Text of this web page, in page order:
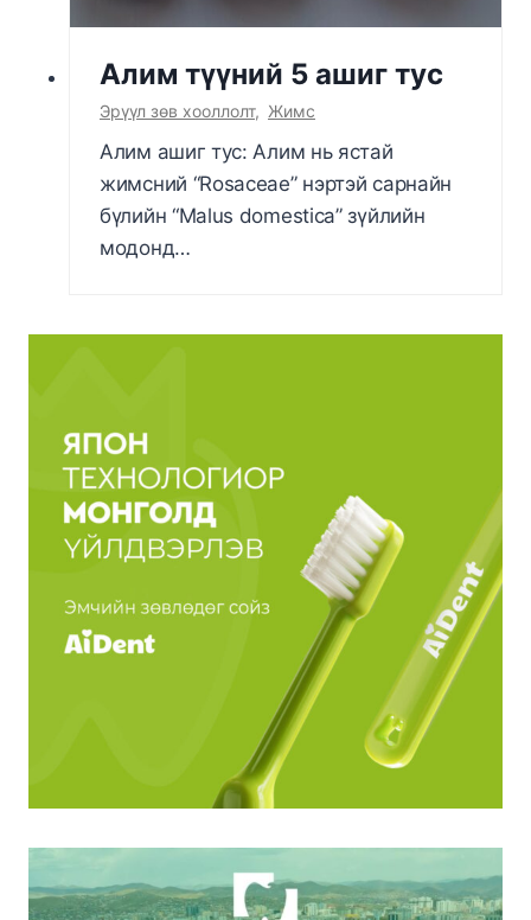
Алим түүний 5 ашиг тус
Эрүүл зөв хооллолт, Жимс
Алим ашиг тус: Алим нь ястай
жимсний “Rosaceae” нэртэй сарнайн
бүлийн “Malus domestica” зүйлийн
модонд…